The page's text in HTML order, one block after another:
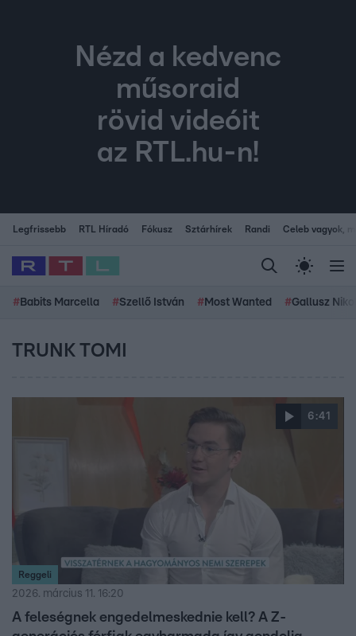
Nézd a kedvenc
műsoraid
rövid videóit
az RTL.hu-n!
Legfrissebb RTL Híradó Fókusz Sztárhírek Randi Celeb vagyok,
# Babits Marcella #Szellő István # Most Wanted #Gallusz
TRUNK TOMI
6:41
Reggeli
2026. március 11. 16:20
A feleségnek engedelmeskednie kell? A Z-